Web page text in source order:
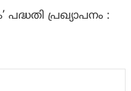
പദ്ധതി പ്രഖ്യാപനം :